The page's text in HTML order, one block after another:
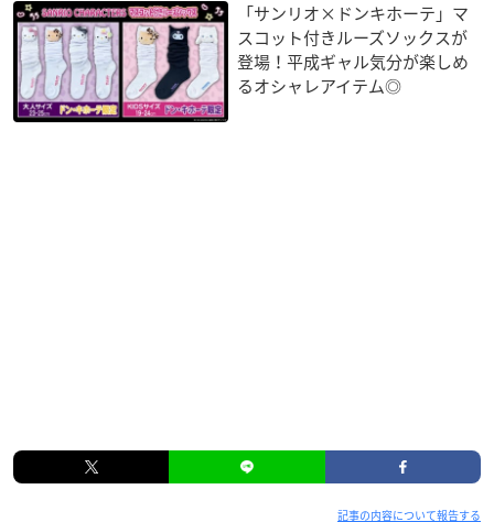
「サンリオ×ドンキホーテ」マ
スコット付きルーズソックスが
登場！平成ギャル気分が楽しめ
るオシャレアイテム◎
記事の内容について報告する